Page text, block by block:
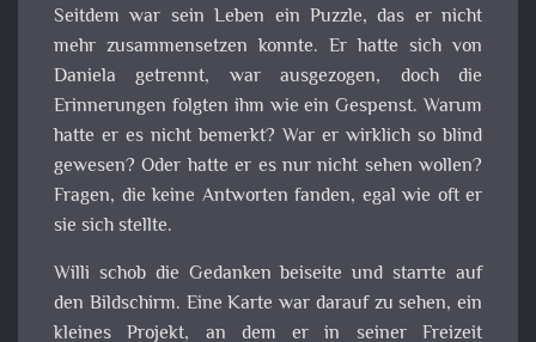
Seitdem war sein Leben ein Puzzle, das er nicht
mehr zusammensetzen konnte. Er hatte sich von
Daniela getrennt, war ausgezogen, doch die
Erinnerungen folgten ihm wie ein Gespenst. Warum
hatte er es nicht bemerkt? War er wirklich so blind
gewesen? Oder hatte er es nur nicht sehen wollen?
Fragen, die keine Antworten fanden, egal wie oft er
sie sich stellte.
Willi schob die Gedanken beiseite und starrte auf
den Bildschirm. Eine Karte war darauf zu sehen, ein
kleines Projekt, an dem er in seiner Freizeit